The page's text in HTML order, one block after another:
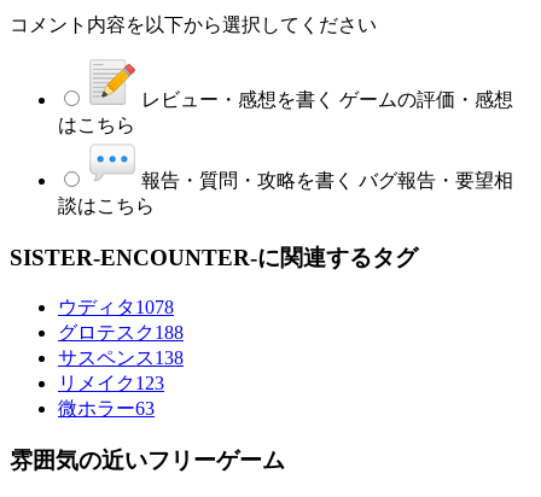
コメント内容を以下から選択してください
レビュー・感想を書く ゲームの評価・感想
はこちら
報告・質問・攻略を書く バグ報告・要望相
談はこちら
SISTER-ENCOUNTER-に関連するタグ
ウディタ1078
グロテスク188
サスペンス138
リメイク123
微ホラー63
雰囲気の近いフリーゲーム